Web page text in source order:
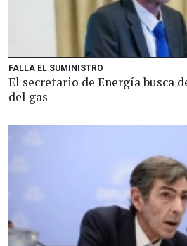
FALLA EL SUMINISTRO
El secretario de Energía busca
del gas